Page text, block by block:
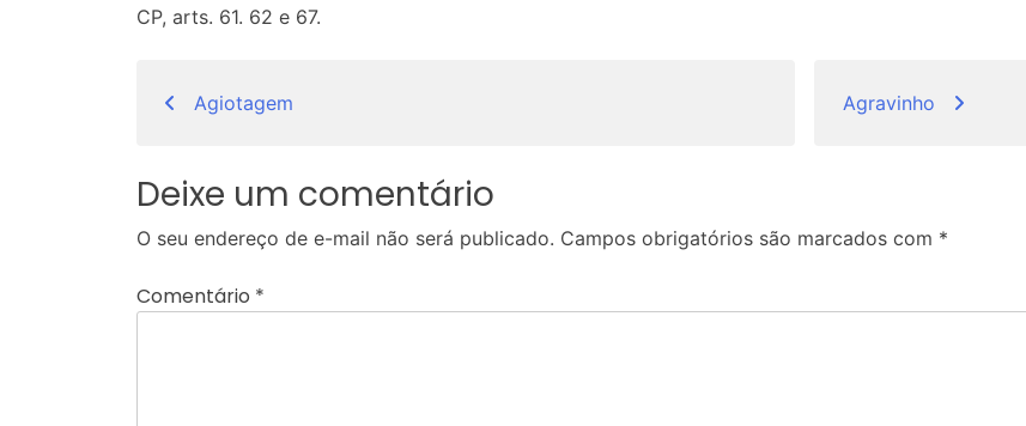
CP, arts. 61. 62 e 67.
Navegação
de
Post
Agiotagem Agravinho
Deixe um comentário
O seu endereço de e-mail não será publicado. Campos obrigatórios são marcados com *
Comentário *